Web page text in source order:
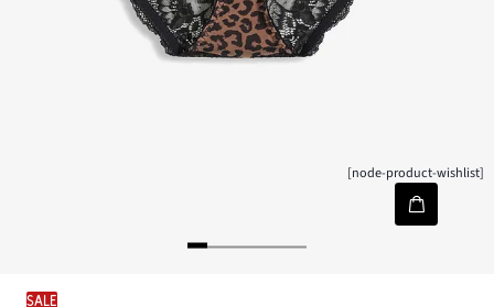
[node-product-wishlist]
SALE